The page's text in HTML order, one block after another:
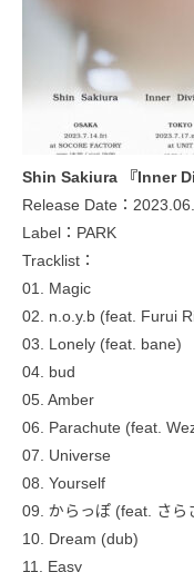
Shin Sakiura 『Inner
Release Date：
Label：PARK
Tracklist：
01. Magic
02. n.o.y.b (feat. Furui
03. Lonely (feat. bane)
04. bud
05. Amber
06. Parachute (feat.
07. Universe
08. Yourself
09. からっぽ (feat. さら
10. Dream (dub)
11. Easy